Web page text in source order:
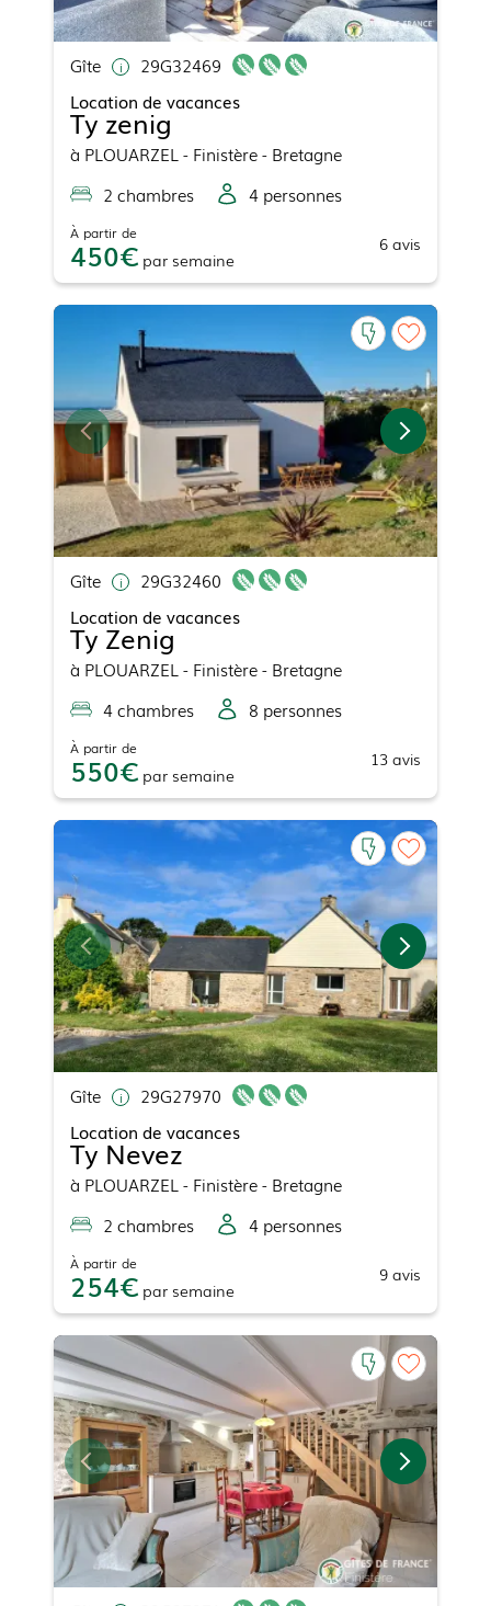
Gîte
29G32469
Location de vacances
Ty zenig
à PLOUARZEL - Finistère - Bretagne
2 chambres 4 personnes
À partir de
450 par semaine
6 avis
Gîte
29G32460
Location de vacances
Ty Zenig
à PLOUARZEL - Finistère - Bretagne
4chambres 8 personnes
À partir de
550 par semaine
13 avis
Gîte
29G27970
Location de vacances
Ty Nevez
à PLOUARZEL - Finistère - Bretagne
2 chambres 4 personnes
À partir de
254 par semaine
9 avis